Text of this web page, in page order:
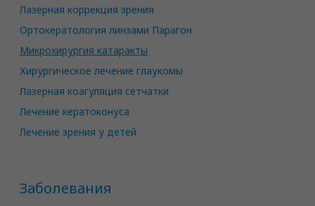
Лазерная коррекция зрения
Ортокератология линзами Парагон
Микрохирургия катаракты
Хирургическое лечение глаукомы
Лазерная коагуляция сетчатки
Лечение кератоконуса
Лечение зрения у детей
Заболевания